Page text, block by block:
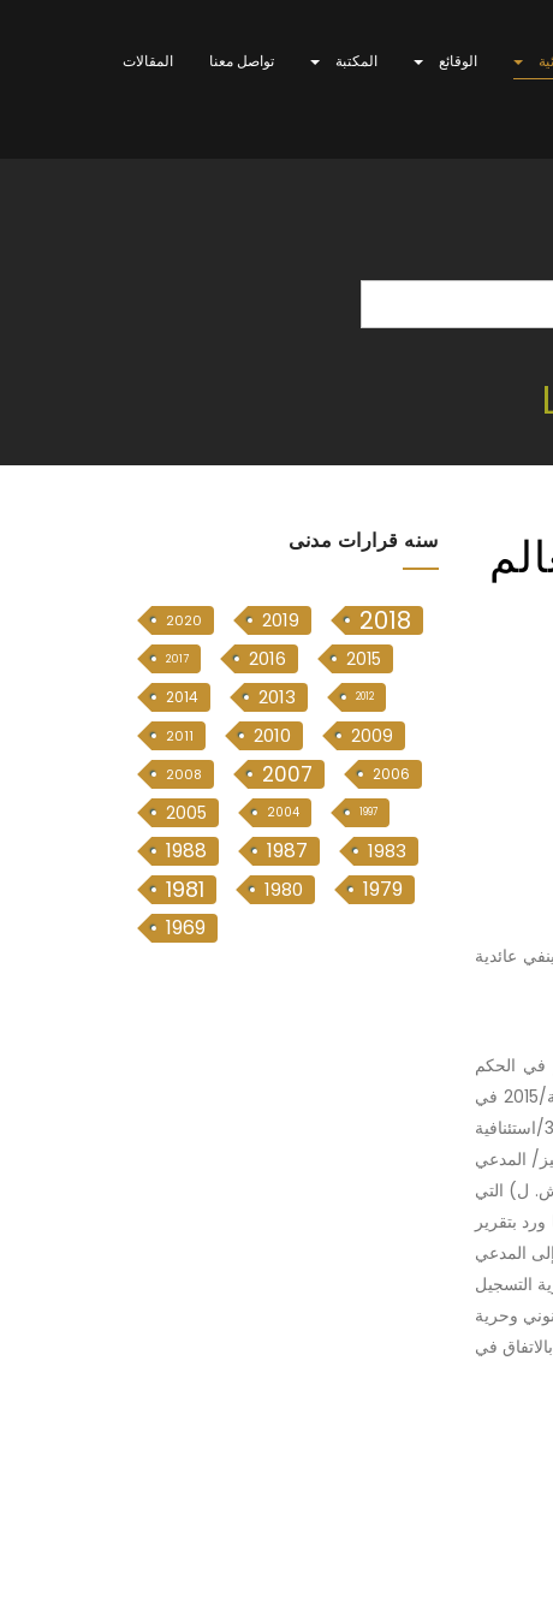
الوقائع المكتبة تواصل معنا المقالات
عائدية
في الحكم
الاستئنافي المميز فقد وجد انه صحيح وموافق للقانون وجاء اتباعاً لما ورد بقرارات النقض التمييزي بالعدد 140/142/هيأة موسعة مدنية/2015 في
28/4/2015 و313/314/استئنافية عقار/2015 في 20/1/2015 و4865/4348/استئنافية عقار/2014 في 14/9/2014 و3172/3173/استئنافية
المدعي
وكيلته المحامية (ش. ل) التي
بتقرير
المدعي
التسجيل
وحرية
في
سنە قرارات مدنی
2020 2019 2018
2017 2016 2015
2014 2013 2012
2011 2010 2009
2008 2007 2006
2005 2004 1997
1988 1987 1983
1981 1980
1979
1969